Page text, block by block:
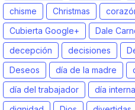
chisme
Christmas
Cubierta Google+
Dale
decepción
decisiones
Deseos
día de la madre
día del trabajador
día